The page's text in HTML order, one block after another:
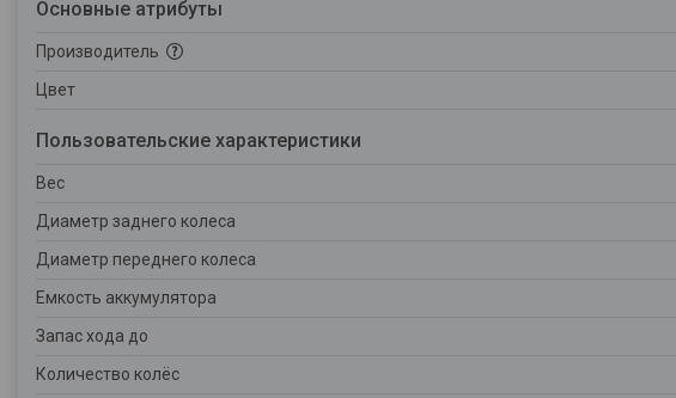
Основные атрибуты
Производитель
Цвет
Пользовательские характеристики
Вес
Диаметр заднего колеса
Диаметр переднего колеса
Емкость аккумулятора
Запас хода до
Количество колёс